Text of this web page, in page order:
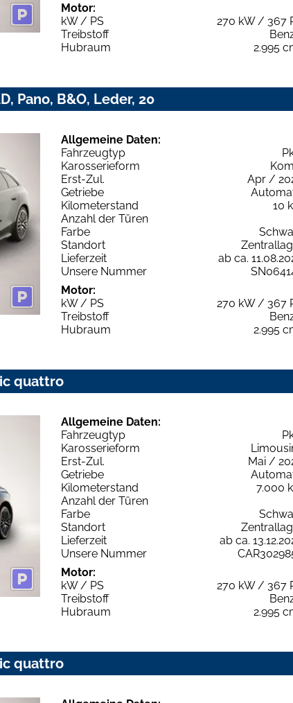
Motor:
kW / PS
270 kW / 367
Treibstoff
Hubraum
2.995
Pano, B&O, Leder, 20
Allgemeine Daten:
Fahrzeugtyp
Karosserieform
Erst-Zul.
Apr /
Getriebe
Kilometerstand
10
Anzahl der Türen
Farbe
Standort
Lieferzeit
ab ca.
Unsere Nummer
Motor:
kW / PS
270 kW / 367
Treibstoff
Hubraum
2.995
quattro
Allgemeine Daten:
Fahrzeugtyp
Karosserieform
Erst-Zul.
Mai /
Getriebe
Kilometerstand
7.000
Anzahl der Türen
Farbe
Standort
Lieferzeit
ab ca.
Unsere Nummer
Motor:
kW / PS
270 kW / 367
Treibstoff
Hubraum
2.995
quattro